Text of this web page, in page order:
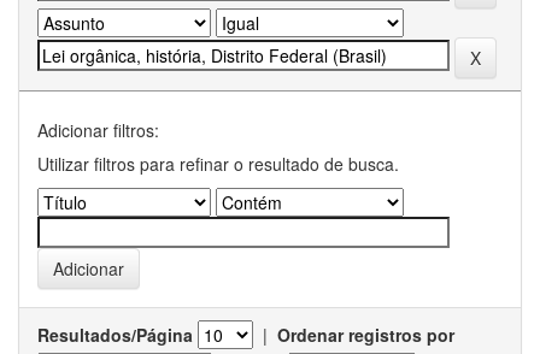
Adicionar filtros:
Utilizar filtros para refinar o resultado de busca.
Resultados/Página | Ordenar registros por